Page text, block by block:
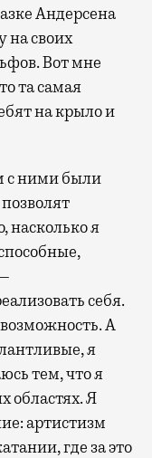
Андерсена
на своих
Вот мне
та самая
на крыло и
с ними были
насколько я
себя.
А
я
тем, что я
областях. Я
артистизм
где за это